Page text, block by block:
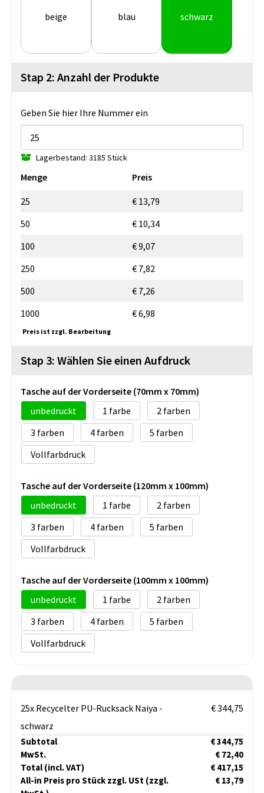
beige blau schwarz
Stap 2: Anzahl der Produkte
Geben Sie hier Ihre Nummer ein
Lagerbestand: 3185 Stück
Menge Preis
25
€ 13,79
50
€ 10,34
100
€ 9,07
250
€ 7,82
500
€ 7,26
1000
€ 6,98
Preis ist zzgl. Bearbeitung
Stap 3: Wählen Sie einen Aufdruck
Tasche auf der Vorderseite (70mm x 70mm)
unbedruckt
1
2
3
4
5
Vollfarbdruck
Tasche auf der Vorderseite (120mm x 100mm)
unbedruckt
1
2
3
4
5
Vollfarbdruck
Tasche auf der Vorderseite (100mm x 100mm)
unbedruckt
1
2
3
4
5
Vollfarbdruck
25x Recycelter PU-Rucksack Naiya -
schwarz
€ 344,75
Subtotal
€ 344,75
MwSt.
€ 72,40
Total (incl. VAT)
€ 417,15
All-in Preis pro Stück zzgl. USt (zzgl.
€ 13,79